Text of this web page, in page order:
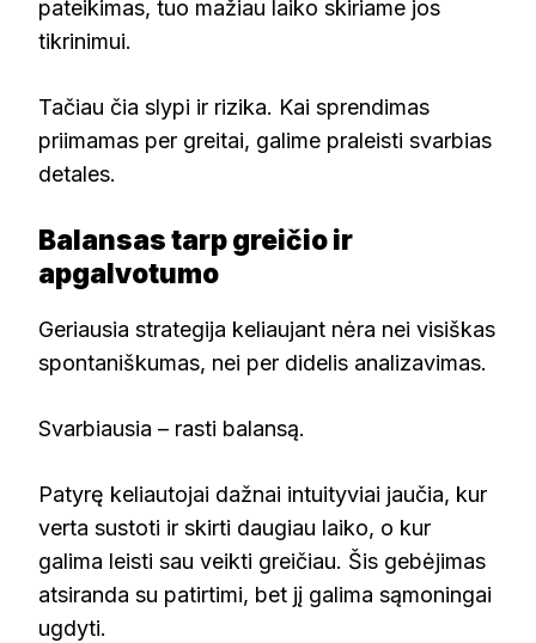
pateikimas, tuo mažiau laiko skiriame jos
tikrinimui.
Tačiau čia slypi ir rizika. Kai sprendimas
priimamas per greitai, galime praleisti svarbias
detales.
Balansas tarp greičio ir
apgalvotumo
Geriausia strategija keliaujant nėra nei visiškas
spontaniškumas, nei per didelis analizavimas.
Svarbiausia – rasti balansą.
Patyrę keliautojai dažnai intuityviai jaučia, kur
verta sustoti ir skirti daugiau laiko, o kur
galima leisti sau veikti greičiau. Šis gebėjimas
atsiranda su patirtimi, bet jį galima sąmoningai
ugdyti.